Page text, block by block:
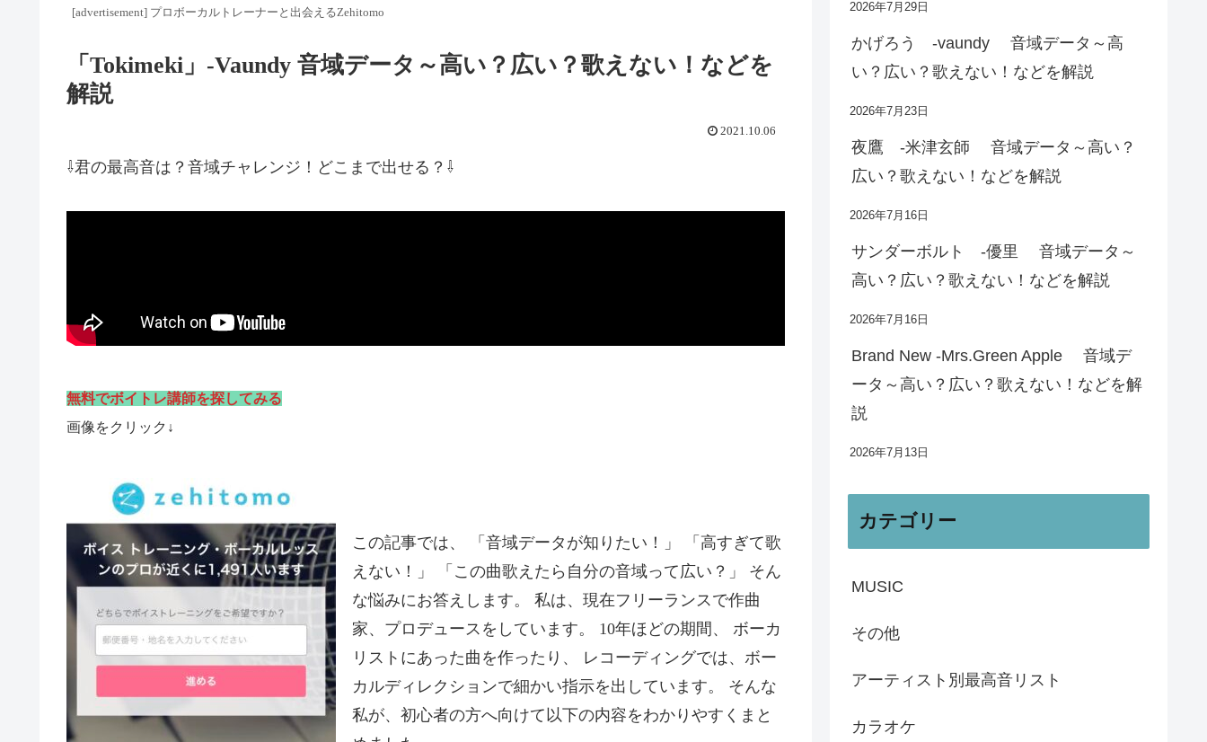
[advertisement] プロボーカルトレーナーと出会えるZehitomo
「Tokimeki」-Vaundy 音域データ～高い？広い？歌えない！などを
解説
2021.10.06
⇩君の最高音は？音域チャレンジ！どこまで出せる？⇩
無料でボイトレ講師を探してみる
画像をクリック↓
この記事では、 「音域データが知りたい！」 「高すぎて歌
えない！」 「この曲歌えたら自分の音域って広い？」 そん
な悩みにお答えします。 私は、現在フリーランスで作曲
家、プロデュースをしています。 10年ほどの期間、 ボーカ
リストにあった曲を作ったり、 レコーディングでは、ボー
カルディレクションで細かい指示を出しています。 そんな
私が、初心者の方へ向けて以下の内容をわかりやすくまと
2026年7月29日
かげろう -vaundy 音域データ～高
い？広い？歌えない！などを解説
2026年7月23日
夜鷹 -米津玄師 音域データ～高い？
広い？歌えない！などを解説
2026年7月16日
サンダーボルト -優里 音域データ～
高い？広い？歌えない！などを解説
2026年7月16日
Brand New -Mrs.Green Apple 音域デ
ータ～高い？広い？歌えない！などを解
説
2026年7月13日
カテゴリー
MUSIC
その他
アーティスト別最高音リスト
カラオケ